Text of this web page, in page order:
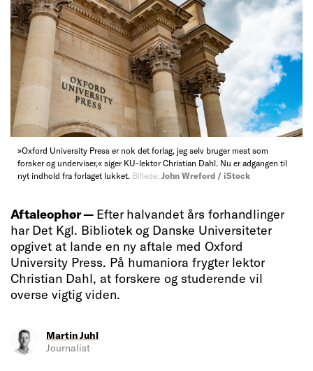
»Oxford University Press er nok det forlag, jeg selv bruger mest som
forsker og underviser,« siger KU-lektor Christian Dahl. Nu er adgangen til
nyt indhold fra forlaget lukket. Billede: John Wreford / iStock
Aftaleophør — Efter halvandet års forhandlinger
har Det Kgl. Bibliotek og Danske Universiteter
opgivet at lande en ny aftale med Oxford
University Press. På humaniora frygter lektor
Christian Dahl, at forskere og studerende vil
overse vigtig viden.
Martin Juhl
Journalist